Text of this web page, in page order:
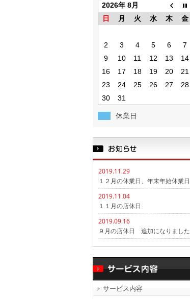
2026年 8月
日
月 火 水 木 金
2
3 4 5 6 7
9
10 11 12 13 14
16
17 18 19 20 21
23
24 25 26 27 28
30
31
休業日
2019.11.29
１２月の休業日、年末年始休業日
2019.11.04
１１月の店休日
2019.09.16
９月の店休日 追加になりました
サービス内容